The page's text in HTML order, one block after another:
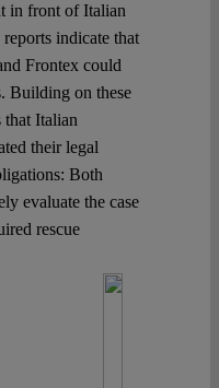
in front of Italian
indicate that
Frontex could
Building on these
that Italian
their legal
Both
evaluate the case
rescue